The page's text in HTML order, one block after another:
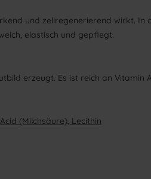
und zellregenerierend wirkt.
elastisch und gepflegt.
erzeugt. Es ist reich an
(Milchsäure), Lecithin